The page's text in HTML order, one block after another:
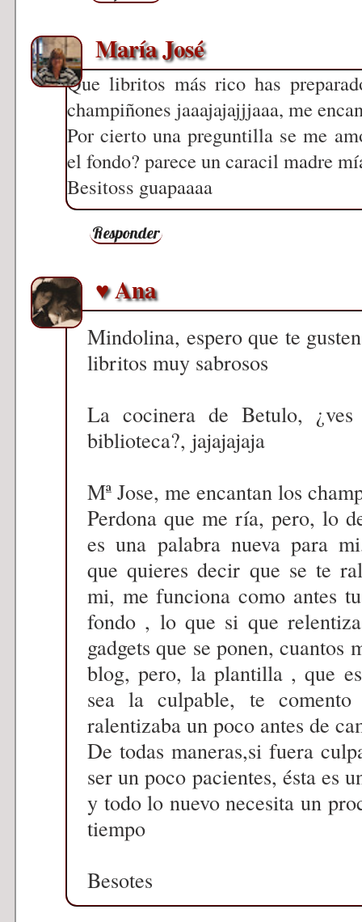
María José
Que libritos más rico has
champiñones jaaajajajjjaaa, me
Por cierto una preguntilla se me
el fondo? parece un caracil madre
Besitoss guapaaaa
Responder
♥ Ana
Mindolina, espero que te
libritos muy sabrosos
La cocinera de Betulo,
biblioteca?, jajajajaja
Mª Jose, me encantan los
Perdona que me ría, pero, lo
es una palabra nueva para
que quieres decir que se te
mi, me funciona como antes
fondo , lo que si que
gadgets que se ponen, cuantos
blog, pero, la plantilla , que
sea la culpable, te
ralentizaba un poco antes de
De todas maneras,si fuera
ser un poco pacientes, ésta es
y todo lo nuevo necesita un
tiempo
Besotes